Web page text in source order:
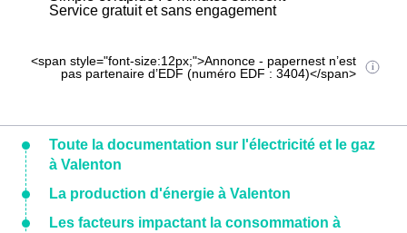
Service gratuit et sans engagement
<span style="font-size:12px;">Annonce - papernest n’est
pas partenaire d’EDF (numéro EDF : 3404)</span>
Toute la documentation sur l'électricité et le gaz
à Valenton
La production d'énergie à Valenton
Les facteurs impactant la consommation à